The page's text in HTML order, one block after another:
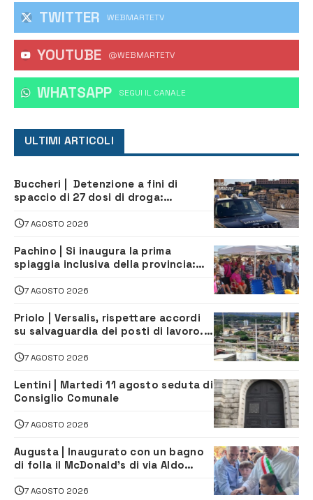
TWITTER WEBMARTETV
YOUTUBE @WEBMARTETV
WHATSAPP ‎SEGUI IL CANALE
ULTIMI ARTICOLI
Buccheri | Detenzione a fini di
spaccio di 27 dosi di droga:
7 AGOSTO 2026
Pachino | Si inaugura la prima
spiaggia inclusiva della provincia:
tutti
7 AGOSTO 2026
Priolo | Versalis, rispettare accordi
su salvaguardia dei posti di lavoro. Il
7 AGOSTO 2026
Lentini | Martedì 11 agosto seduta di
Consiglio Comunale
7 AGOSTO 2026
Augusta | Inaugurato con un bagno
di folla il McDonald’s di via Aldo
7 AGOSTO 2026